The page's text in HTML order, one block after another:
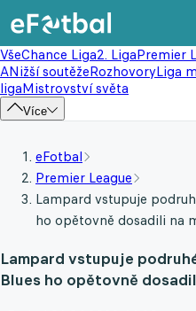
VšeChance Liga2. LigaPremier
ANižší soutěžeRozhovoryLiga
ligaMistrovství světa
Více
eFotbal
Premier League
Lampard vstupuje
ho opětovně dosadili na
Lampard vstupuje
Blues ho opětovně